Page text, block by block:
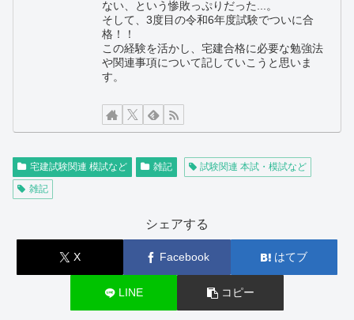
ない、という惨敗っぷりだった...。
そして、3度目の令和6年度試験でついに合
格！！
この経験を活かし、宅建合格に必要な勉強法
や関連事項について記していこうと思いま
す。
宅建試験関連 模試など 雑記
試験関連 本試・模試など
雑記
シェアする
X Facebook はてブ
LINE コピー